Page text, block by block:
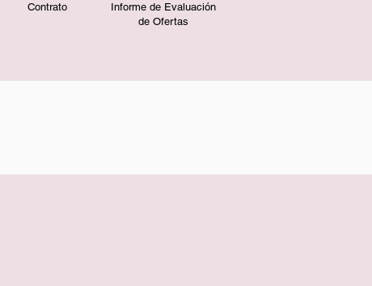
Contrato
Informe de Evaluación
de Ofertas